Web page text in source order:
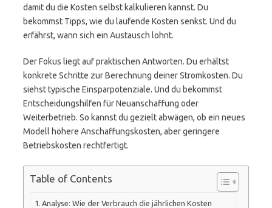
damit du die Kosten selbst kalkulieren kannst. Du
bekommst Tipps, wie du laufende Kosten senkst. Und du
erfährst, wann sich ein Austausch lohnt.
Der Fokus liegt auf praktischen Antworten. Du erhältst
konkrete Schritte zur Berechnung deiner Stromkosten. Du
siehst typische Einsparpotenziale. Und du bekommst
Entscheidungs­hilfen für Neuanschaffung oder
Weiterbetrieb. So kannst du gezielt abwägen, ob ein neues
Modell höhere Anschaffungskosten, aber geringere
Betriebskosten rechtfertigt.
Table of Contents
Analyse: Wie der Verbrauch die jährlichen Kosten